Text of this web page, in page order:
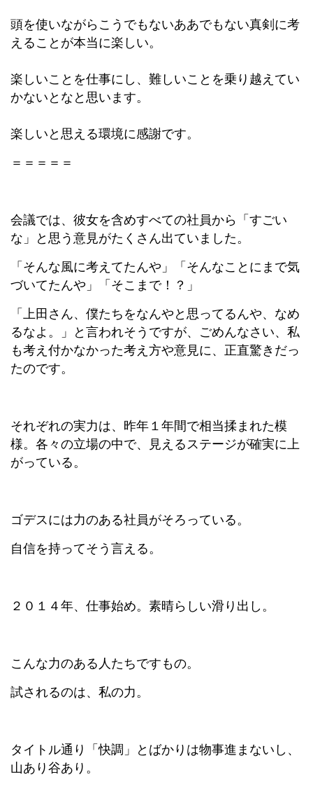
頭を使いながらこうでもないああでもない真剣に考
えることが本当に楽しい。
楽しいことを仕事にし、難しいことを乗り越えてい
かないとなと思います。
楽しいと思える環境に感謝です。
＝＝＝＝＝
会議では、彼女を含めすべての社員から「すごい
な」と思う意見がたくさん出ていました。
「そんな風に考えてたんや」「そんなことにまで気
づいてたんや」「そこまで！？」
「上田さん、僕たちをなんやと思ってるんや、なめ
るなよ。」と言われそうですが、ごめんなさい、私
も考え付かなかった考え方や意見に、正直驚きだっ
たのです。
それぞれの実力は、昨年１年間で相当揉まれた模
様。各々の立場の中で、見えるステージが確実に上
がっている。
ゴデスには力のある社員がそろっている。
自信を持ってそう言える。
２０１４年、仕事始め。素晴らしい滑り出し。
こんな力のある人たちですもの。
試されるのは、私の力。
タイトル通り「快調」とばかりは物事進まないし、
山あり谷あり。